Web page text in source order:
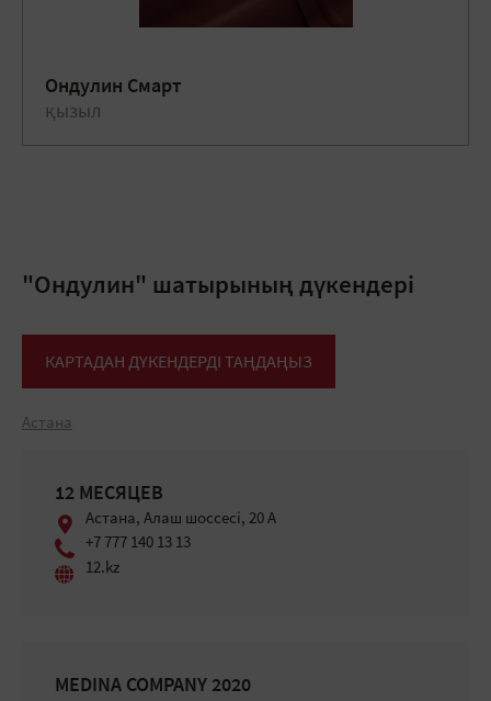
Ондулин Смарт
қызыл
"Ондулин" шатырының дүкендері
КАРТАДАН ДҮКЕНДЕРДІ ТАҢДАҢЫЗ
Астана
12 МЕСЯЦЕВ
Астана, Алаш шоссесі, 20 А
+7 777 140 13 13
12.kz
MEDINA COMPANY 2020